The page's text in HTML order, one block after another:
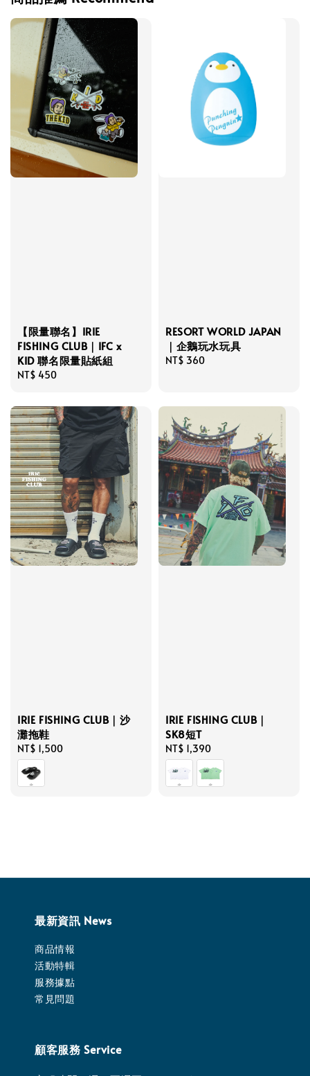
【限量聯名】IRIE
FISHING CLUB｜IFC x
KID 聯名限量貼紙組
Regular
NT$ 450
RESORT WORLD JAPAN
｜企鵝玩水玩具
Regular
NT$ 360
IRIE FISHING CLUB｜沙
灘拖鞋
Regular
price
NT$ 1,500
IRIE FISHING CLUB｜
SK8短T
Regular
price
NT$ 1,390
最新資訊 News
商品情報
活動特輯
服務據點
常見問題
顧客服務 Service